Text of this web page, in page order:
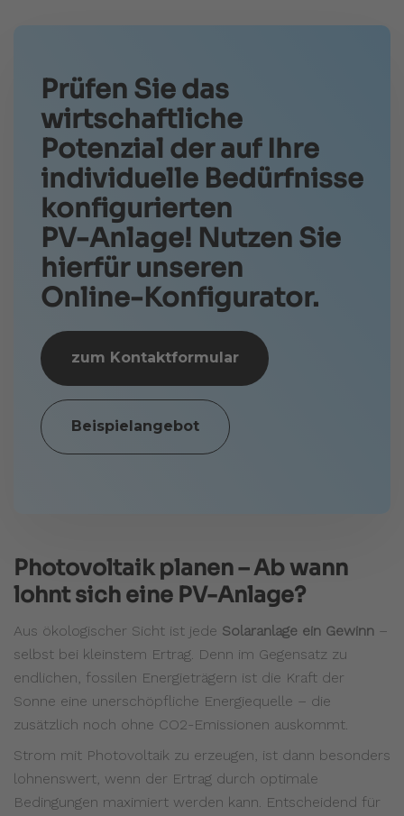
Prüfen Sie das
wirtschaftliche
Potenzial der auf Ihre
individuelle Bedürfnisse
konfigurierten
PV-Anlage! Nutzen Sie
hierfür unseren
Online-Konfigurator.
zum Kontaktformular
Beispielangebot
Photovoltaik planen – Ab wann
lohnt sich eine PV-Anlage?
Aus ökologischer Sicht ist jede Solaranlage ein Gewinn –
selbst bei kleinstem Ertrag. Denn im Gegensatz zu
endlichen, fossilen Energieträgern ist die Kraft der
Sonne eine unerschöpfliche Energiequelle – die
zusätzlich noch ohne CO2-Emissionen auskommt.
Strom mit Photovoltaik zu erzeugen, ist dann besonders
lohnenswert, wenn der Ertrag durch optimale
Bedingungen maximiert werden kann. Entscheidend für